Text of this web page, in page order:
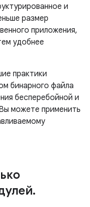
и
размер
приложения,
удобнее
практики
бинарного файла
бесперебойной и
можете применить
.